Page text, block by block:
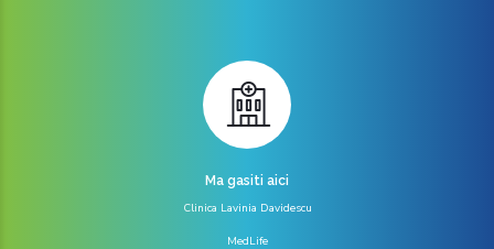
Ma gasiti aici
Clinica Lavinia Davidescu
MedLife